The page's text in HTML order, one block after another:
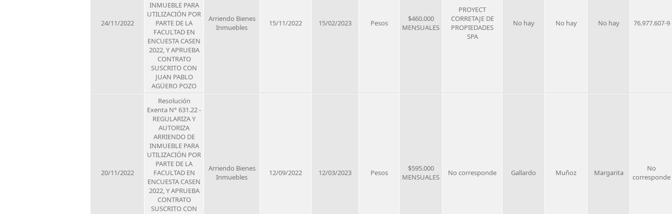
24/11/2022
INMUEBLE PARA
UTILIZACIÓN POR
PARTE DE LA
FACULTAD EN
ENCUESTA CASEN
2022, Y APRUEBA
CONTRATO
SUSCRITO CON
JUAN PABLO
AGÜERO POZO
Arriendo Bienes
Inmuebles
15/11/2022 15/02/2023 Pesos
$460.000
MENSUALES
PROYECT
CORRETAJE DE
PROPIEDADES
SPA
No hay No hay No hay 76.977.607-9
20/11/2022
Resolución
Exenta N° 631.22 -
REGULARIZA Y
AUTORIZA
ARRIENDO DE
INMUEBLE PARA
UTILIZACIÓN POR
PARTE DE LA
FACULTAD EN
ENCUESTA CASEN
2022, Y APRUEBA
CONTRATO
SUSCRITO CON
Arriendo Bienes
Inmuebles
12/09/2022 12/03/2023 Pesos
$595.000
MENSUALES
No corresponde Gallardo Muñoz Margarita
No
corresponde